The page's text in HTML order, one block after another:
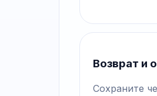
Возврат и
Сохраните